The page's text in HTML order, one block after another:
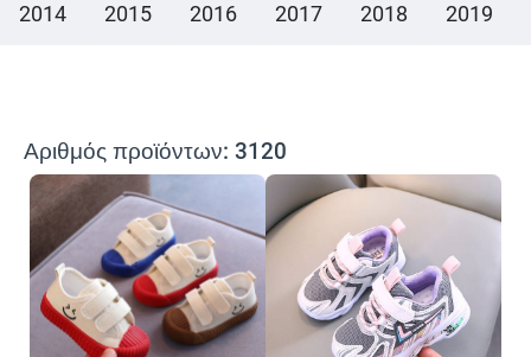
2014 2015 2016 2017 2018 2019
Αριθμός προϊόντων: 3120